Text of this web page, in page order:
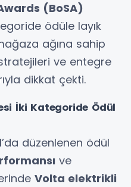
(BoSA)
ödüle layık
ağına sahip
ve entegre
dikkat çekti.
İki Kategoride Ödül
düzenlenen ödül
ve
Volta elektrikli